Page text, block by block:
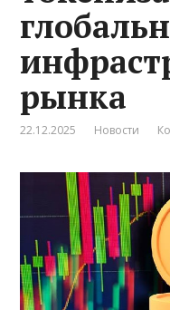
рынка
22.12.2025 Новости